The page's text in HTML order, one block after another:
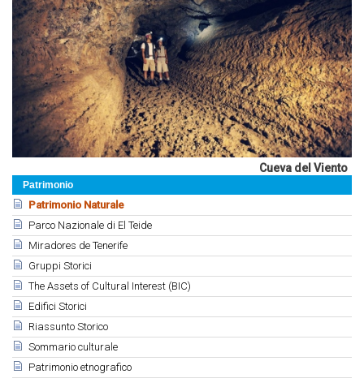
Patrimonio
Patrimonio Naturale
Parco Nazionale di El Teide
Miradores de Tenerife
Gruppi Storici
The Assets of Cultural Interest (BIC)
Edifici Storici
Riassunto Storico
Sommario culturale
Patrimonio etnografico
Cueva del Viento